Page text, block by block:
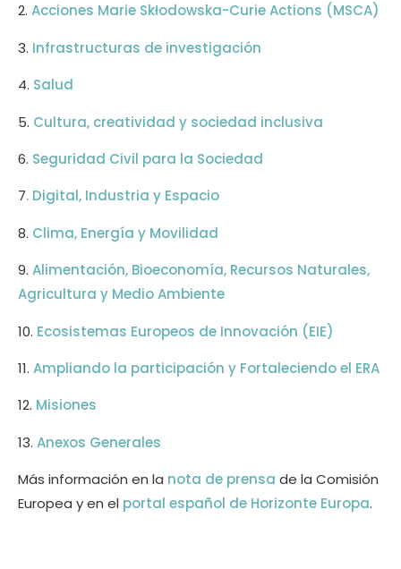
2. Acciones Marie Skłodowska-Curie Actions (MSCA)
3. Infrastructuras de investigación
4. Salud
5. Cultura, creatividad y sociedad inclusiva
6. Seguridad Civil para la Sociedad
7. Digital, Industria y Espacio
8. Clima, Energía y Movilidad
9. Alimentación, Bioeconomía, Recursos Naturales,
Agricultura y Medio Ambiente
10. Ecosistemas Europeos de Innovación (EIE)
11. Ampliando la participación y Fortaleciendo el ERA
12. Misiones
13. Anexos Generales
Más información en la nota de prensa de la Comisión
Europea y en el portal español de Horizonte Europa.